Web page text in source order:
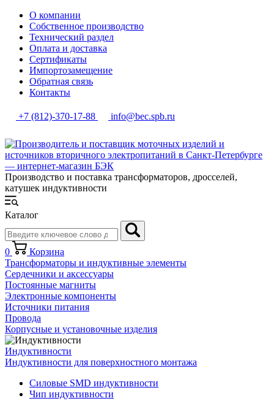
О компании
Собственное производство
Технический раздел
Оплата и доставка
Сертификаты
Импортозамещение
Обратная связь
Контакты
+7 (812)-370-17-88 info@bec.spb.ru
Производство и поставка трансформаторов, дросселей,
катушек индуктивности
Каталог
0
Корзина
Трансформаторы и индуктивные элементы
Сердечники и аксессуары
Постоянные магниты
Электронные компоненты
Источники питания
Провода
Корпусные и установочные изделия
Индуктивности
Индуктивности для поверхностного монтажа
Силовые SMD индуктивности
Чип индуктивности